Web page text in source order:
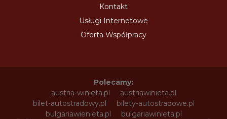
Kontakt
Usługi Internetowe
Oferta Współpracy
Polecamy:
austria-winieta.pl
austriawinieta.pl
bilet-autostradowy.pl
bilety-autostradowe.pl
bulgariawienieta.pl
bulgariawinieta.pl